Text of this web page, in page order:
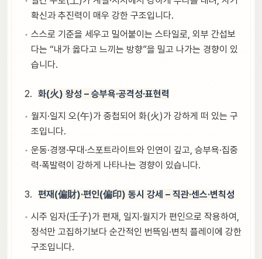
확신과 추진력이 매우 강한 구조입니다.
스스로 기준을 세우고 밀어붙이는 스타일로, 외부 간섭보
다는 “내가 옳다고 느끼는 방향”을 밀고 나가는 경향이 있
습니다.
화(火) 왕성 – 승부욕·공격성·표현력
월지·일지 오(午)가 중첩되어 화(火)가 강하게 떠 있는 구
조입니다.
운동·경쟁·무대·스포트라이트와 인연이 깊고, 승부욕·집중
력·폭발력이 강하게 나타나는 경향이 있습니다.
편재(偏財)·편인(偏印) 동시 강세 – 직관·센스·변칙성
시주 임자(壬子)가 편재, 일지·월지가 편인으로 작용하여,
정석만 고집하기보다 순간적인 번뜩임·변칙 플레이에 강한
구조입니다.